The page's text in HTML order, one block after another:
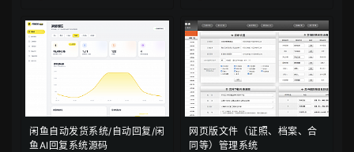
闲鱼自动发货系统/自动回复/闲
鱼AI回复系统源码
网页版文件（证照、档案、合
同等）管理系统